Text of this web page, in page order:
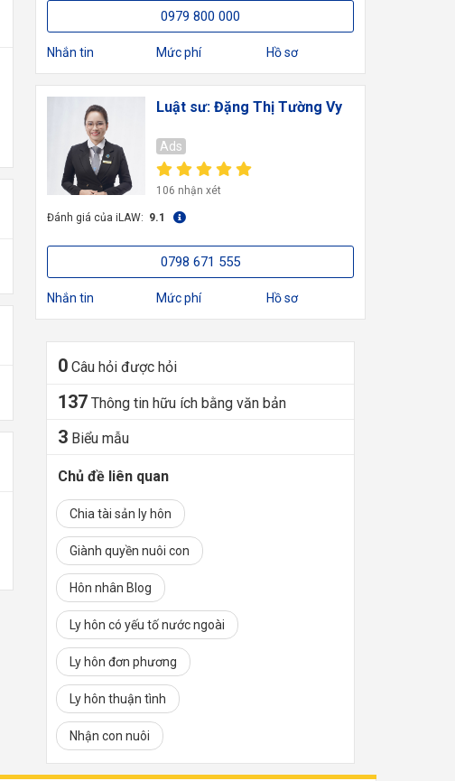
0979 800 000
Nhắn tin Mức phí Hồ sơ
Luật sư: Đặng Thị Tường Vy
Ads
106 nhận xét
Đánh giá của iLAW: 9.1
0798 671 555
Nhắn tin Mức phí Hồ sơ
0 Câu hỏi được hỏi
137 Thông tin hữu ích bằng văn bản
3 Biểu mẫu
Chủ đề liên quan
Chia tài sản ly hôn
Giành quyền nuôi con
Hôn nhân Blog
Ly hôn có yếu tố nước ngoài
Ly hôn đơn phương
Ly hôn thuận tình
Nhận con nuôi